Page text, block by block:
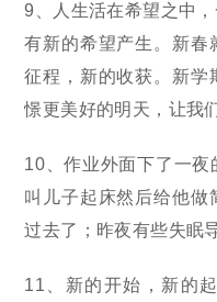
9、人生活在希望之中
有新的希望产生。新春
征程，新的收获。新学
憬更美好的明天，让我
10、作业外面下了一夜
叫儿子起床然后给他做
过去了；昨夜有些失眠
11、新的开始，新的